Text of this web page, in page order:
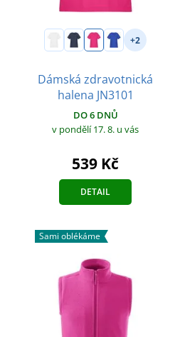
+2
Dámská zdravotnická
halena JN3101
DO 6 DNŮ
v pondělí 17. 8. u vás
539 Kč
DETAIL
Sami oblékáme